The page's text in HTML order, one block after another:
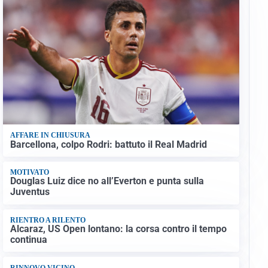
AFFARE IN CHIUSURA
Barcellona, colpo Rodri: battuto il Real Madrid
MOTIVATO
Douglas Luiz dice no all’Everton e punta sulla
Juventus
RIENTRO A RILENTO
Alcaraz, US Open lontano: la corsa contro il tempo
continua